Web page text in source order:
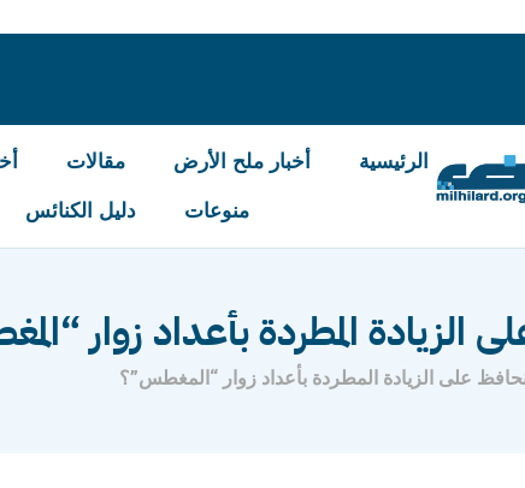
الرئيسية أخبار ملح الأرض مقالات
منوعات دليل الكنائس
الزيادة المطردة بأعداد زوار
على الزيادة المطردة بأعداد زوار “المغطس”؟